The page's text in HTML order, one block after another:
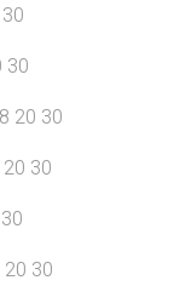
30
20 30
20 30
30